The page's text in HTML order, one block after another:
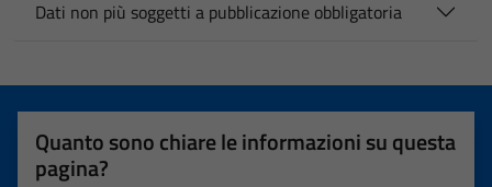
Dati non più soggetti a pubblicazione obbligatoria
Quanto sono chiare le informazioni su questa
pagina?